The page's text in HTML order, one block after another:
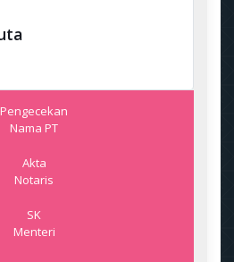
Pengecekan
Nama PT
Akta
Notaris
SK
Menteri